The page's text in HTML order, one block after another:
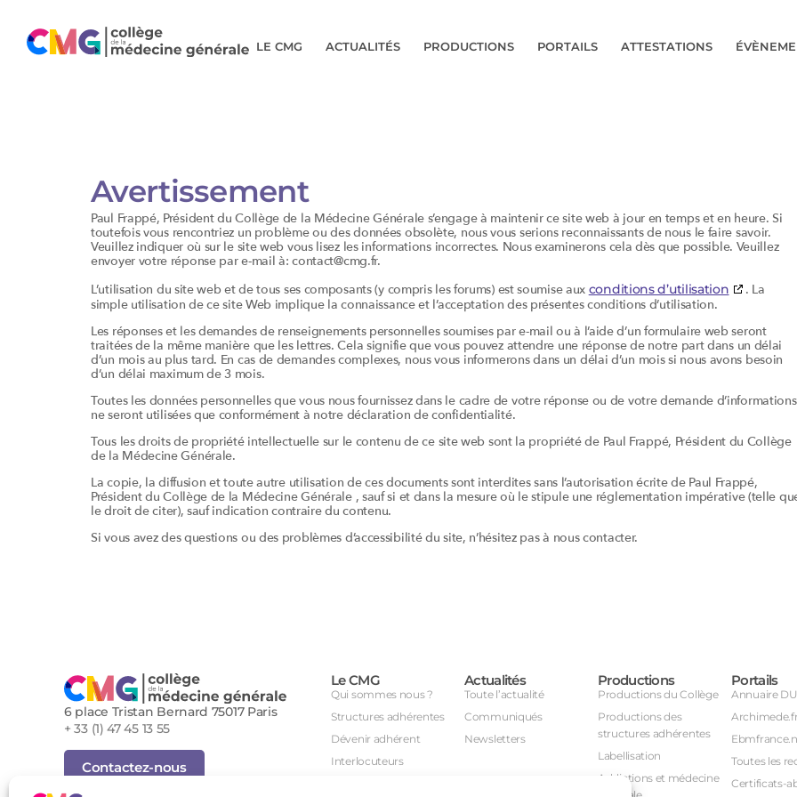
LE CMG ACTUALITÉS PRODUCTIONS PORTAILS ATTESTATIONS
Avertissement
Paul Frappé, Président du Collège de la Médecine Générale s’engage à maintenir ce site web à jour en temps et en heure. Si
toutefois vous rencontriez un problème ou des données obsolète, nous vous serions reconnaissants de nous le faire savoir.
Veuillez indiquer où sur le site web vous lisez les informations incorrectes. Nous examinerons cela dès que possible. Veuillez
envoyer votre réponse par e-mail à:contact@cmg.fr.
L’utilisation du site web et de tous ses composants (y compris les forums) est soumise aux conditions d’utilisation
. La
simple utilisation de ce site Web implique la connaissance et l’acceptation des présentes conditions d’utilisation.
Les réponses et les demandes de renseignements personnelles soumises par e-mail ou à l’aide d’un formulaire web seront
traitées de la même manière que les lettres. Cela signifie que vous pouvez attendre une réponse de notre part dans un délai
d’un mois au plus tard. En cas de demandes complexes, nous vous informerons dans un délai d’un mois si nous avons besoin
d’un délai maximum de 3 mois.
Toutes les données personnelles que vous nous fournissez dans le cadre de votre réponse ou de votre demande d’informations
ne seront utilisées que conformément à notre déclaration de confidentialité.
Tous les droits de propriété intellectuelle sur le contenu de ce site web sont la propriété de Paul Frappé, Président du Collège
de la Médecine Générale.
La copie, la diffusion et toute autre utilisation de ces documents sont interdites sans l’autorisation écrite de Paul Frappé,
Président du Collège de la Médecine Générale , sauf si et dans la mesure où le stipule une réglementation impérative (telle
le droit de citer), sauf indication contraire du contenu.
Si vous avez des questions ou des problèmes d’accessibilité du site, n’hésitez pas à nous contacter.
6 place Tristan Bernard 75017 Paris
+ 33 (1) 47 45 13 55
Contactez-nous
Inscription Newsletter
Le CMG
Qui sommes nous ?
Structures adhérentes
Dévenir adhérent
Interlocuteurs
Actualités
Toute l’actualité
Communiqués
Newsletters
Productions
Productions du Collège
Productions des
structures adhérentes
Labellisation
Addictions et médecine
Portails
Annuaire
Toutes les
Certificats-